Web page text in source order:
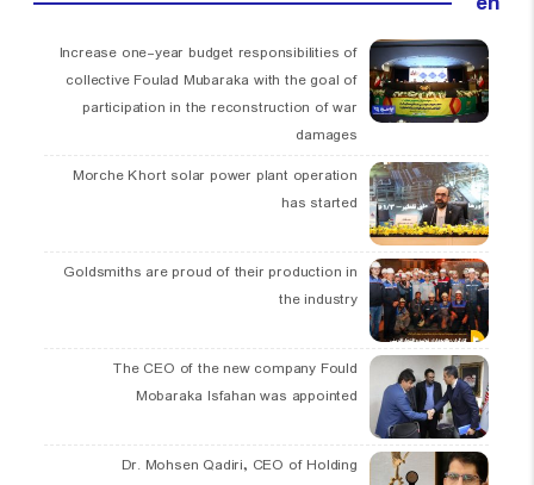
Increase one-year budget responsibilities of
collective Foulad Mubaraka with the goal of
participation in the reconstruction of war
damages
Morche Khort solar power plant operation
has started
Goldsmiths are proud of their production in
the industry
The CEO of the new company Fould
Mobaraka Isfahan was appointed
Dr. Mohsen Qadiri, CEO of Holding